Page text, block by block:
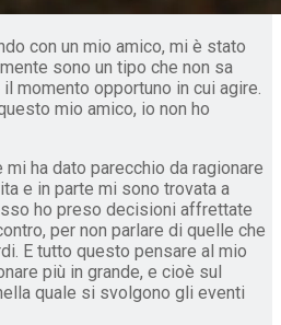
con un mio amico, mi è stato
sono un tipo che non sa
momento opportuno in cui agire.
mio amico, io non ho
ha dato parecchio da ragionare
e in parte mi sono trovata a
ho preso decisioni affrettate
per non parlare di quelle che
E tutto questo pensare al mio
più in grande, e cioè sul
quale si svolgono gli eventi